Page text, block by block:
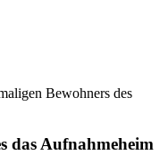
Bewohners des
das Aufnahmeheim